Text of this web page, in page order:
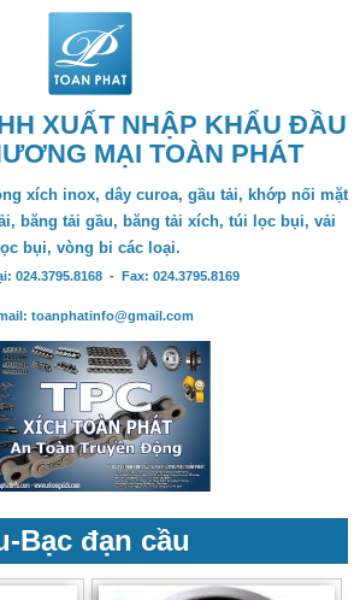
XUẤT NHẬP KHẨU ĐẦU
MẠI TOÀN PHÁT
xích inox, dây curoa, gầu tải, khớp nối mặt
băng tải gầu, băng tải xích, túi lọc bụi, vải
lọc bụi, vòng bi các loại.
024.3795.8168 - Fax: 024.3795.8169
toanphatinfo@gmail.com
Bạc đạn cầu